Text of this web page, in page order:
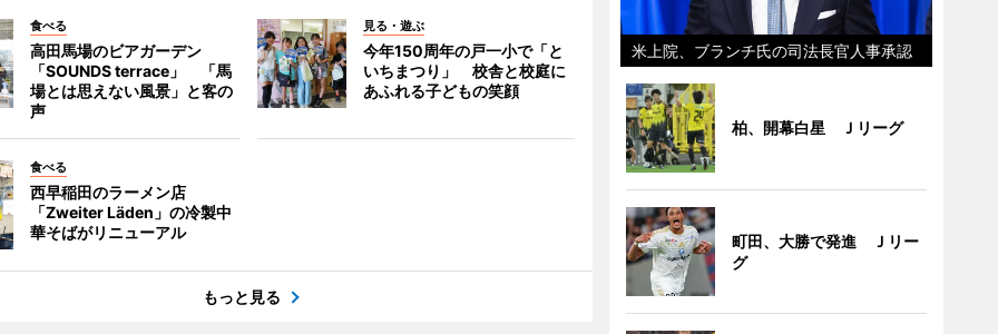
食べる
高田馬場のビアガーデン
「SOUNDS terrace」 「馬
場とは思えない風景」と客の
声
見る・遊ぶ
今年150周年の戸一小で「と
いちまつり」 校舎と校庭に
あふれる子どもの笑顔
食べる
西早稲田のラーメン店
「Zweiter Läden」の冷製中
華そばがリニューアル
もっと見る
米上院、ブランチ氏の司法長官人事承認
柏、開幕白星 Ｊリーグ
町田、大勝で発進 Ｊリー
グ